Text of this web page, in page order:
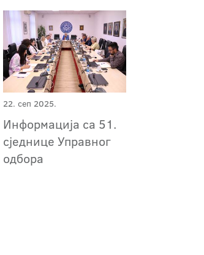
22. сеп 2025.
Информација са 51.
сједнице Управног
одбора